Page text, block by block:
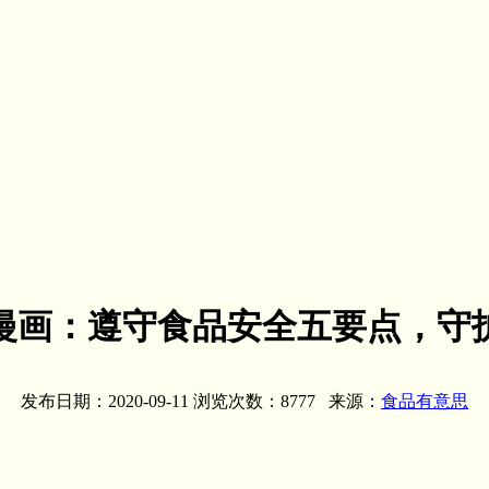
画：遵守食品安全五要点，守
发布日期：2020-09-11 浏览次数：8777 来源： 食品有意思